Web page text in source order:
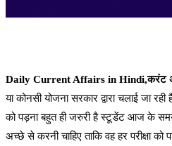
Daily Current Affairs in Hindi,करंट
या कोनसी योजना सरकार द्वारा चलाई
को पड़ना बहुत ही जरुरी है स्टूडेंट आज के
अच्छे से करनी चाहिए ताकि वह हर